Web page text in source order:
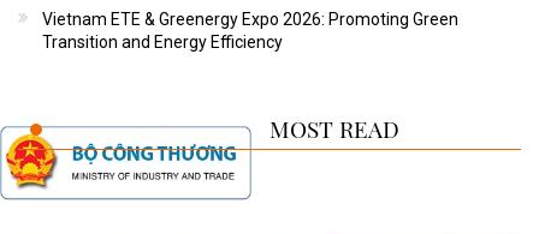
Vietnam ETE & Greenergy Expo 2026: Promoting Green
Transition and Energy Efficiency
MOST READ